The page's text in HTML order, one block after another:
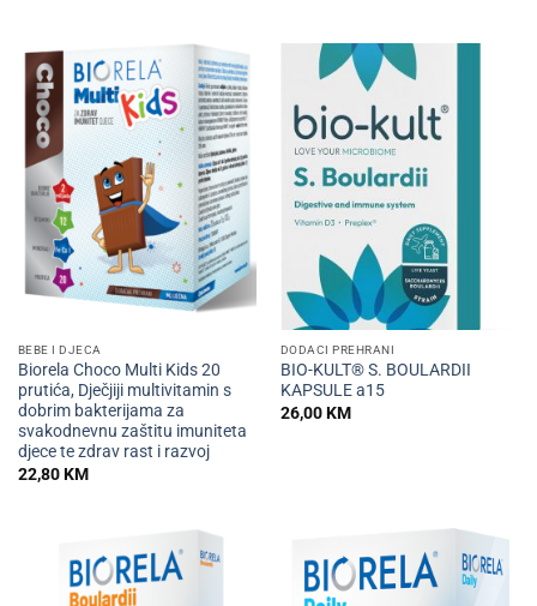
BEBE I DJECA
Biorela Choco Multi Kids 20
prutića, Dječjiji multivitamin s
dobrim bakterijama za
svakodnevnu zaštitu imuniteta
djece te zdrav rast i razvoj
22,80KM
DODACI PREHRANI
BIO-KULT® S. BOULARDII
KAPSULE a15
26,00KM